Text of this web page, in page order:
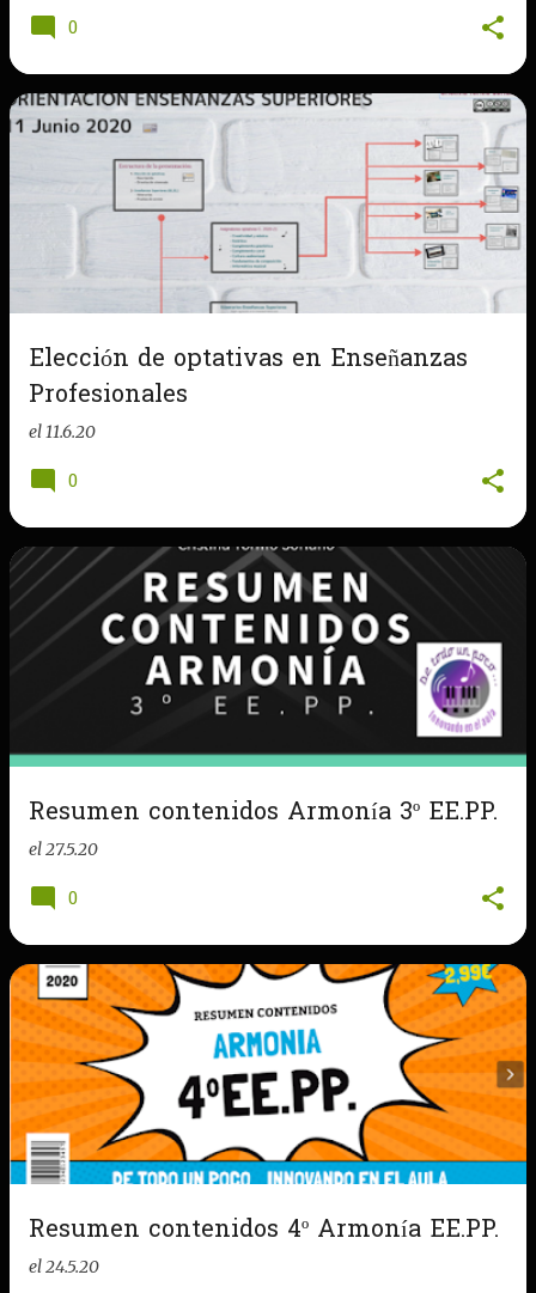
0
Elección de optativas en Enseñanzas
Profesionales
el11.6.20
0
Resumen contenidos Armonía 3º EE.PP.
el27.5.20
0
Resumen contenidos 4º Armonía EE.PP.
el24.5.20